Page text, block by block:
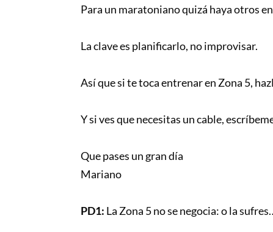
Para un maratoniano quizá haya otros
La clave es planificarlo, no improvisar.
Así que si te toca entrenar en Zona 5,
Y si ves que necesitas un cable,
Que pases un gran día
Mariano
PD1: La Zona 5 no se negocia: o la